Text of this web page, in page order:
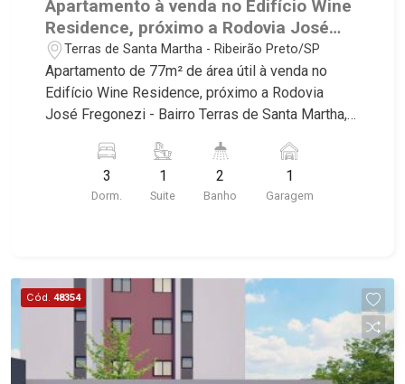
Apartamento à venda no Edifício Wine
Residence, próximo a Rodovia José
Fregonezi - Ribeirão Preto/SP.
Terras de Santa Martha - Ribeirão Preto/SP
Apartamento de 77m² de área útil à venda no
Edifício Wine Residence, próximo a Rodovia
José Fregonezi - Bairro Terras de Santa Martha,
deste imóvel que a Martinelli Imobiliária
selecionou para você: - 77m² de área útil - 3
dormitórios sendo 1 suíte - Banheiro social - Sala
Fiúsa, 1051 - Alto da Boa Vista | Ribeirão Preto.
3
Dorm.
1
Suite
2
Banho
1
Garagem
Cód. 48354